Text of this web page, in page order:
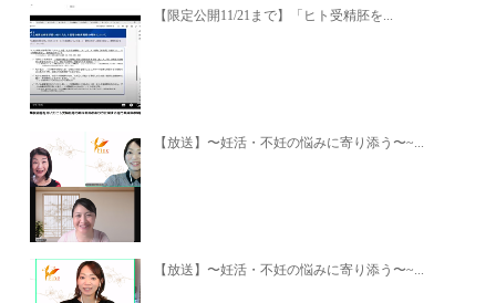
【限定公開11/21まで】「ヒト受精胚を...
【放送】〜妊活・不妊の悩みに寄り添う〜~...
【放送】〜妊活・不妊の悩みに寄り添う〜~...